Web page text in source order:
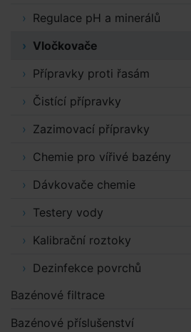
Regulace pH a minerálů
Vločkovače
Přípravky proti řasám
Čistící přípravky
Zazimovací přípravky
Chemie pro vířivé bazény
Dávkovače chemie
Testery vody
Kalibrační roztoky
Dezinfekce povrchů
Bazénové filtrace
Bazénové příslušenství